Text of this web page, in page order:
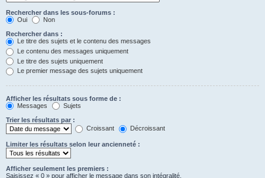
Rechercher dans les sous-forums :
Oui
Non
Rechercher dans :
Le titre des sujets et le contenu des messages
Le contenu des messages uniquement
Le titre des sujets uniquement
Le premier message des sujets uniquement
Afficher les résultats sous forme de :
Messages
Sujets
Trier les résultats par :
Croissant
Décroissant
Limiter les résultats selon leur ancienneté :
Afficher seulement les premiers :
Saisissez « 0 » pour afficher le message dans son intégralité.